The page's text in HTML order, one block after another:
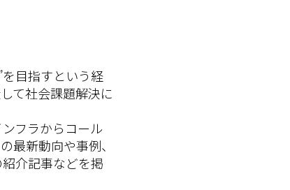
目指すという経
て社会課題解決に
フラからコール
最新動向や事例、
介記事などを掲